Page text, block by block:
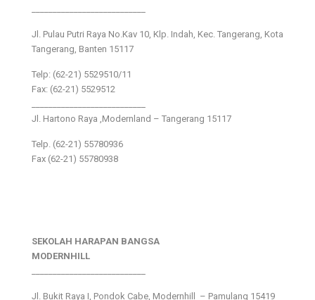
Jl. Pulau Putri Raya No.Kav 10, Klp. Indah, Kec. Tangerang, Kota
Tangerang, Banten 15117
Telp: (62-21) 5529510/11
Fax: (62-21) 5529512
Jl. Hartono Raya ,Modernland – Tangerang 15117
Telp. (62-21) 55780936
Fax (62-21) 55780938
SEKOLAH HARAPAN BANGSA
MODERNHILL
Jl. Bukit Raya I, Pondok Cabe, Modernhill – Pamulang 15419